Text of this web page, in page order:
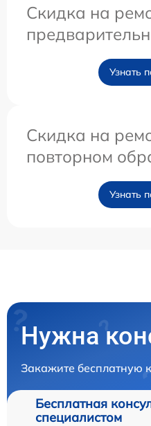
Скидка на
Узнать
Скидка на
повторном
Узнать
Нужна
Закажите бесплатную
Бесплатная
специалистом